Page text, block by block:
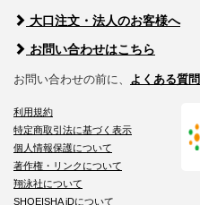
大口注文・法人のお客様へ
お問い合わせはこちら
お問い合わせの前に、 よくある質問
利用規約
特定商取引法に基づく表示
個人情報保護について
著作権・リンクについて
翔泳社について
SHOEISHA iDについて